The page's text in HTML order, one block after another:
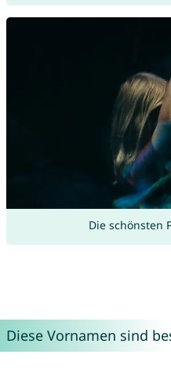
Die schönsten
Diese Vornamen sind